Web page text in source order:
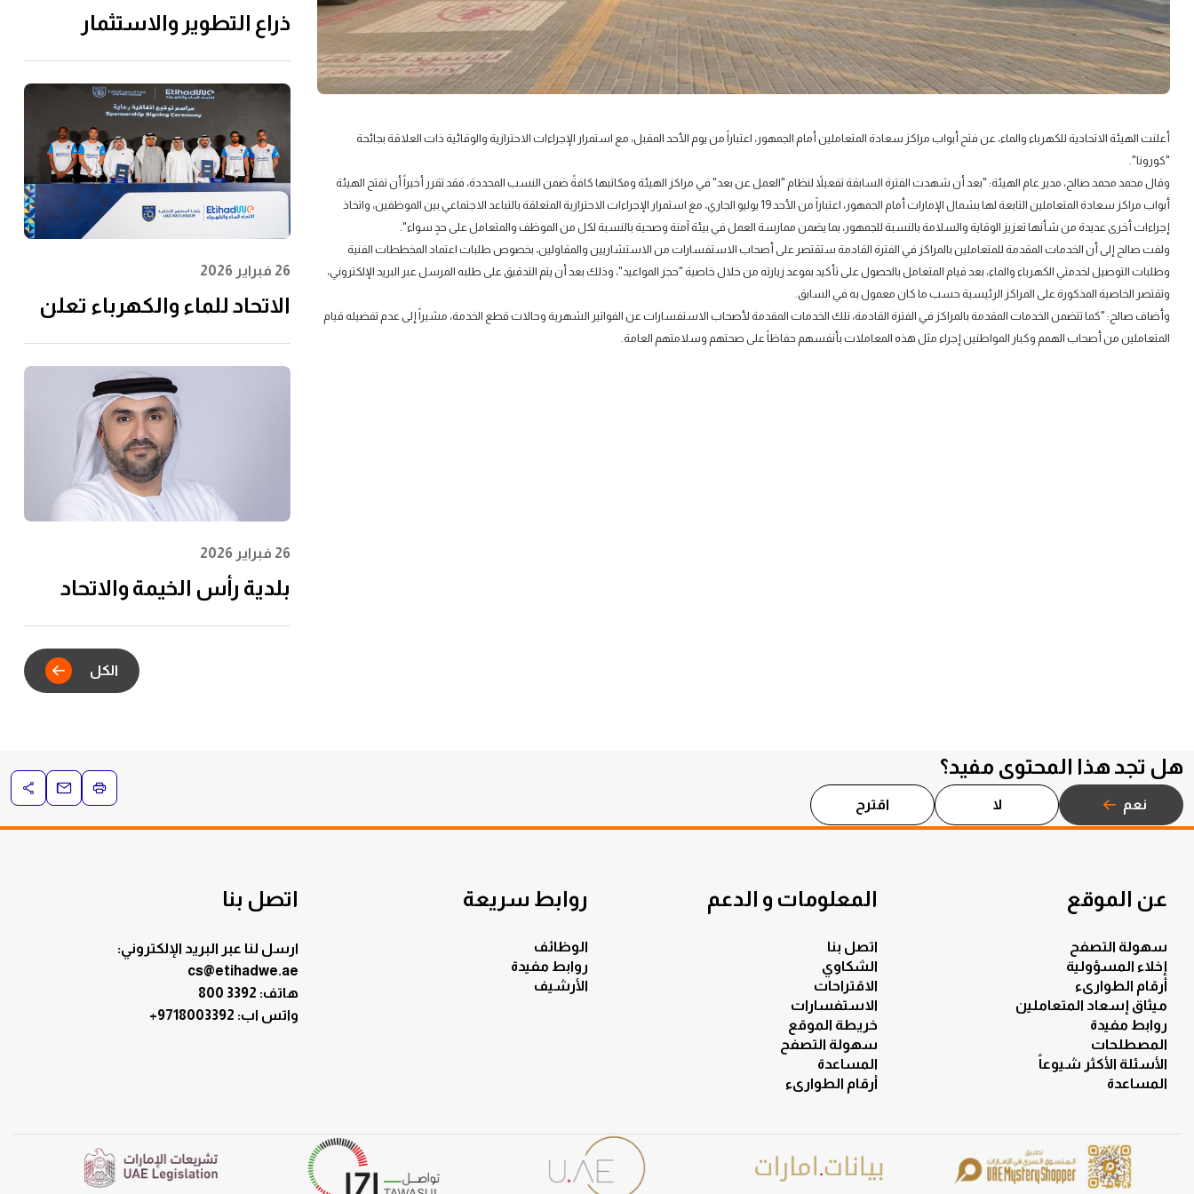
أعلنت الهيئة الاتحادية للكهرباء والماء، عن فتح أبواب مراكز سعادة المتعاملين أمام الجمهور، اعتباراً من يوم الأحد المقبل، مع استمرار الإجراءات الاحترازية والوقائية ذات العلاقة بجائحة
"كورونا".
وقال محمد محمد صالح، مدير عام الهيئة: "بعد أن شهدت الفترة السابقة تفعيلاً لنظام "العمل عن بعد" في مراكز الهيئة ومكاتبها كافةً ضمن النسب المحددة، فقد تقرر أخيراً أن تفتح الهيئة
أبواب مراكز سعادة المتعاملين التابعة لها بشمال الإمارات أمام الجمهور، اعتباراً من الأحد 19 يوليو الجاري، مع استمرار الإجراءات الاحترازية المتعلقة بالتباعد الاجتماعي بين الموظفين، واتخاذ
إجراءات أخرى عديدة من شأنها تعزيز الوقاية والسلامة بالنسبة للجمهور، بما يضمن ممارسة العمل في بيئة آمنة وصحية بالنسبة لكل من الموظف والمتعامل على حدٍ سواء".
ولفت صالح إلى أن الخدمات المقدمة للمتعاملين بالمراكز في الفترة القادمة ستقتصر على أصحاب الاستفسارات من الاستشاريين والمقاولين، بخصوص طلبات اعتماد المخططات الفنية
وطلبات التوصيل لخدمتي الكهرباء والماء، بعد قيام المتعامل بالحصول على تأكيد بموعد زيارته من خلال خاصية "حجز المواعيد"، وذلك بعد أن يتم التدقيق على طلبه المرسل عبر البريد الإلكتروني،
وتقتصر الخاصية المذكورة على المراكز الرئيسية حسب ما كان معمول به في السابق.
وأضاف صالح: "كما تتضمن الخدمات المقدمة بالمراكز في الفترة القادمة، تلك الخدمات المقدمة لأصحاب الاستفسارات عن الفواتير الشهرية وحالات قطع الخدمة، مشيراً إلى عدم تفضيله قيام
المتعاملين من أصحاب الهمم وكبار المواطنين إجراء مثل هذه المعاملات بأنفسهم حفاظاً على صحتهم وسلامتهم العامة.
ذراع التطوير والاستثمار
والكهرباء" توقِّع اتفاقية مع
إن إم دي سي إنفرا ولانتانيا
لتنفيذ مشروع محطة الفجيرة
للتحلية سعة 60 مليون جالون
يوميًا
26 فبراير 2026
الاتحاد للماء والكهرباء تعلن
الإماراتية لتعزيز مشاركة
الشباب وتعظيم الأثر
26 فبراير 2026
بلدية رأس الخيمة والاتحاد
الشراكة الاستراتيجية للتكامل
الرقمي في خدمات عقود
الكل
هل تجد هذا المحتوى مفيد؟
نعم لا اقترح
عن الموقع
سهولة التصفح
إخلاء المسؤولية
أرقام الطوارىء
ميثاق إسعاد المتعاملين
روابط مفيدة
المصطلحات
الأسئلة الأكثر شيوعاً
المساعدة
المعلومات و الدعم
اتصل بنا
الشكاوي
الاقتراحات
الاستفسارات
خريطة الموقع
سهولة التصفح
المساعدة
أرقام الطوارىء
روابط سريعة
الوظائف
روابط مفيدة
الأرشيف
اتصل بنا
ارسل لنا عبر البريد الإلكتروني:
cs@etihadwe.ae
هاتف: 3392 800
+9718003392 :واتس اب